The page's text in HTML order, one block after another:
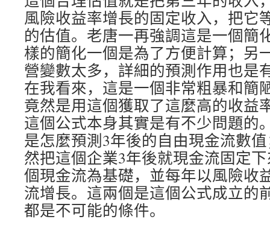
風險收益率增長的固定收入，把它
的估值。老唐一再強調這是一個簡
樣的簡化一個是為了方便計算；另
營變數太多，詳細的預測作用也是
在我看來，這是一個非常粗暴和簡
竟然是用這個獲取了這麼高的收益
這個公式本身其實是有不少問題的
是怎麼預測3年後的自由現金流數
然把這個企業3年後就現金流固定
個現金流為基礎，並每年以風險收
流增長。這兩個是這個公式成立的
都是不可能的條件。